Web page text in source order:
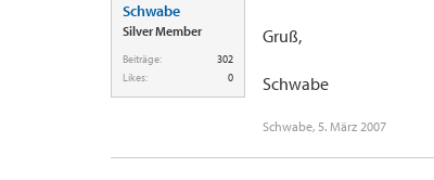
Schwabe
Silver Member
Beiträge:
302
Likes:
0
Gruß,
Schwabe
Schwabe, 5. März 2007